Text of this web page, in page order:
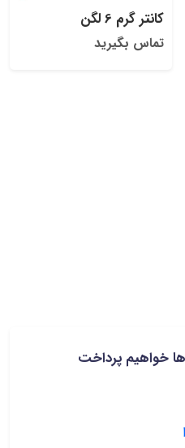
کانتر گرم 6 لگن
تماس بگیرید
ها خواهیم پرداخت